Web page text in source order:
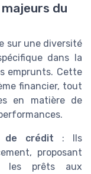
du
sur une diversité
dans la
emprunts. Cette
financier, tout
en matière de
de crédit : Ils
proposant
les prêts aux